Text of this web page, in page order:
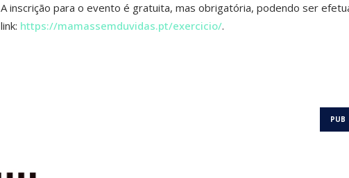
A inscrição para o evento é gratuita, mas obrigatória, podendo ser
link: https://mamassemduvidas.pt/exercicio/.